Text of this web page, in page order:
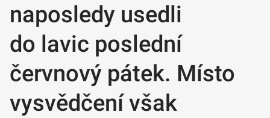
naposledy usedli
do lavic poslední
červnový pátek. Místo
vysvědčení však